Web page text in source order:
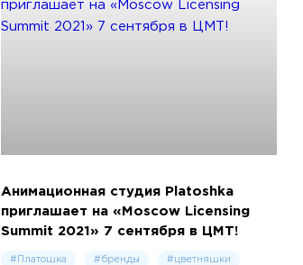
Анимационная студия Platoshka
приглашает на «Moscow Licensing
Summit 2021» 7 сентября в ЦМТ!
#Платошка #бренды
#цветняшки